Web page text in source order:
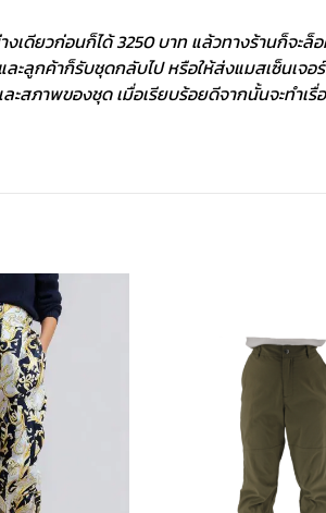
างเดียวก่อนก็ได้ 3250 บาท แล้วทางร้านก็จ
ะลูกค้าก็รับชุดกลับไป หรือให้ส่งแมสเซ็นเจอ
สภาพของชุด เมื่อเรียบร้อยดีจากนั้นจะทำเ